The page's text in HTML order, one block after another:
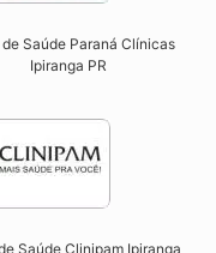
de Saúde Paraná Clínicas
Ipiranga PR
Saúde Clinipam Ipiranga